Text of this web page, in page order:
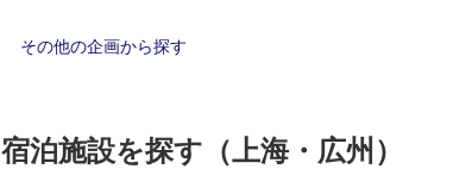
その他の企画から探す
宿泊施設を探す（上海・広州）